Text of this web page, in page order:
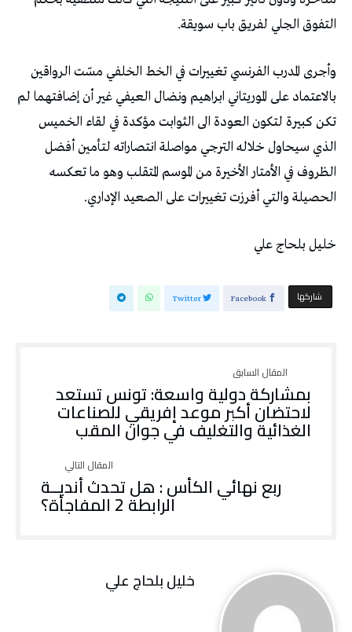
‬التفوق‭ ‬الجلي‭ ‬لفريق‭ ‬باب‭ ‬سويقة‭. ‬
‬الحصيلة‭ ‬والتي‭ ‬أفرزت‭ ‬تغييرات‭ ‬على‭ ‬الصعيد‭ ‬الإداري‭. ‬
خليل‭ ‬بلحاج‭ ‬علي
‫‫ شاركها‬ Facebook
Twitter
‬الغذائية‭ ‬والتغليف‭ ‬في‭ ‬جوان‭ ‬المقب
‬الرابطة‭ ‬2‭ ‬المفاجأة؟
خليل‭ ‬بلحاج‭ ‬علي